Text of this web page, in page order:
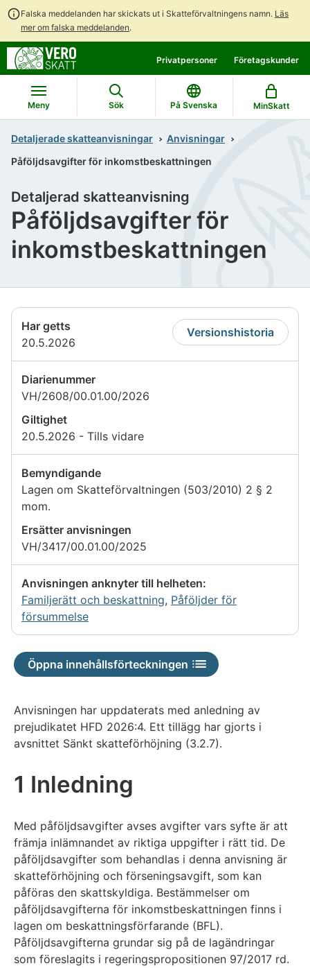
Falska meddelanden har skickats ut i Skatteförvaltningens namn. Läs
mer om falska meddelanden.
direkt
till
innehållet
till
hela
webbplatsens
sökning
Privatpersoner Företagskunder
Meny Sök På Svenska MinSkatt
Detaljerade skatteanvisningar
Anvisningar
Påföljdsavgifter för inkomstbeskattningen
Påföljdsavgifter för
inkomstbeskattningen
Detaljerad skatteanvisning
Har getts
20.5.2026
Versionshistoria
Diarienummer
VH/2608/00.01.00/2026
Giltighet
20.5.2026 - Tills vidare
Bemyndigande
Lagen om Skatteförvaltningen (503/2010) 2 § 2
mom.
Ersätter anvisningen
VH/3417/00.01.00/2025
Anvisningen anknyter till helheten:
Familjerätt och beskattning, Påföljder för
försummelse
Öppna innehållsförteckningen
Anvisningen har uppdaterats med anledning av
prejudikatet HFD 2026:4. Ett tillägg har gjorts i
avsnittet Sänkt skatteförhöjning (3.2.7).
1 Inledning
Med påföljdsavgifter avses avgifter vars syfte är att
främja inlämnandet av riktiga uppgifter i rätt tid. De
påföljdsavgifter som behandlas i denna anvisning är
skatteförhöjning och förseningsavgift, som kan
påföras den skattskyldiga. Bestämmelser om
påföljdsavgifterna för inkomstbeskattningen finns i
lagen om beskattningsförfarande (BFL).
Påföljdsavgifterna grundar sig på de lagändringar
som föreslagits i regeringspropositionen 97/2017 rd.